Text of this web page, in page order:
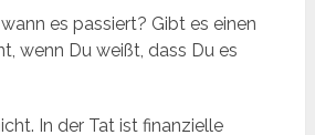
es passiert? Gibt es einen
wenn Du weißt, dass Du es
In der Tat ist finanzielle